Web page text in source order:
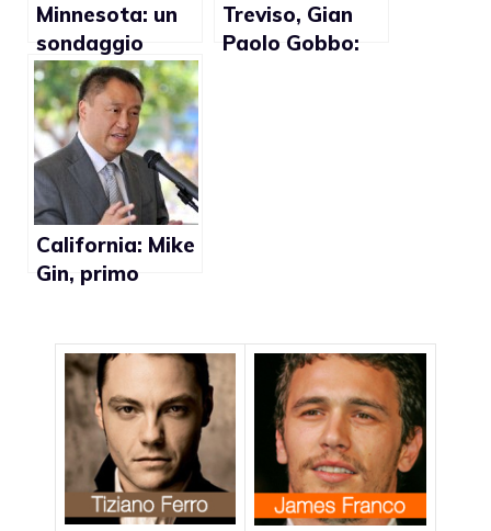
Minnesota: un
sondaggio
rivela che la
popolazione è
contro il divieto
ai matrimoni
gay
Treviso, Gian
Paolo Gobbo:
California: Mike
Gin, primo
e sposato